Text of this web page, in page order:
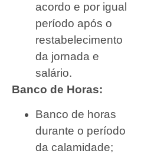
acordo e por igual
período após o
restabelecimento
da jornada e
salário.
Banco de Horas:
Banco de horas
durante o período
da calamidade;